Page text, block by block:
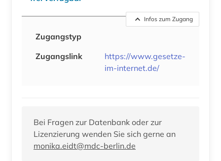
Infos zum Zugang
Zugangstyp
Zugangslink
https://www.gesetze-
im-internet.de/
Bei Fragen zur Datenbank oder zur
Lizenzierung wenden Sie sich gerne an
monika.eidt@mdc-berlin.de